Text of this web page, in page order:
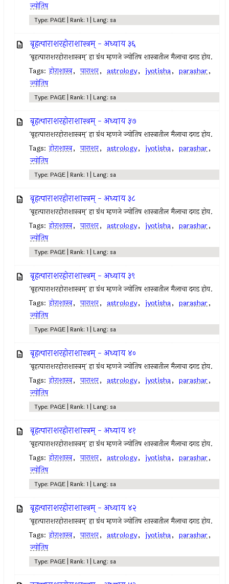
ज्योतिष
Type: PAGE | Rank: 1 | Lang: sa
बृहत्पाराशरहोराशास्त्रम् - अध्याय ३६
`बृहत्पाराशरहोराशास्त्रम्` हा ग्रंथ म्हणजे ज्योतिष शास्त्रातील मैलाचा दगड होय.
Tags: होराशास्त्र, पाराशर, astrology, jyotisha, parashar,
ज्योतिष
Type: PAGE | Rank: 1 | Lang: sa
बृहत्पाराशरहोराशास्त्रम् - अध्याय ३७
`बृहत्पाराशरहोराशास्त्रम्` हा ग्रंथ म्हणजे ज्योतिष शास्त्रातील मैलाचा दगड होय.
Tags: होराशास्त्र, पाराशर, astrology, jyotisha, parashar,
ज्योतिष
Type: PAGE | Rank: 1 | Lang: sa
बृहत्पाराशरहोराशास्त्रम् - अध्याय ३८
`बृहत्पाराशरहोराशास्त्रम्` हा ग्रंथ म्हणजे ज्योतिष शास्त्रातील मैलाचा दगड होय.
Tags: होराशास्त्र, पाराशर, astrology, jyotisha, parashar,
ज्योतिष
Type: PAGE | Rank: 1 | Lang: sa
बृहत्पाराशरहोराशास्त्रम् - अध्याय ३९
`बृहत्पाराशरहोराशास्त्रम्` हा ग्रंथ म्हणजे ज्योतिष शास्त्रातील मैलाचा दगड होय.
Tags: होराशास्त्र, पाराशर, astrology, jyotisha, parashar,
ज्योतिष
Type: PAGE | Rank: 1 | Lang: sa
बृहत्पाराशरहोराशास्त्रम् - अध्याय ४०
`बृहत्पाराशरहोराशास्त्रम्` हा ग्रंथ म्हणजे ज्योतिष शास्त्रातील मैलाचा दगड होय.
Tags: होराशास्त्र, पाराशर, astrology, jyotisha, parashar,
ज्योतिष
Type: PAGE | Rank: 1 | Lang: sa
बृहत्पाराशरहोराशास्त्रम् - अध्याय ४१
`बृहत्पाराशरहोराशास्त्रम्` हा ग्रंथ म्हणजे ज्योतिष शास्त्रातील मैलाचा दगड होय.
Tags: होराशास्त्र, पाराशर, astrology, jyotisha, parashar,
ज्योतिष
Type: PAGE | Rank: 1 | Lang: sa
बृहत्पाराशरहोराशास्त्रम् - अध्याय ४२
`बृहत्पाराशरहोराशास्त्रम्` हा ग्रंथ म्हणजे ज्योतिष शास्त्रातील मैलाचा दगड होय.
Tags: होराशास्त्र, पाराशर, astrology, jyotisha, parashar,
ज्योतिष
Type: PAGE | Rank: 1 | Lang: sa